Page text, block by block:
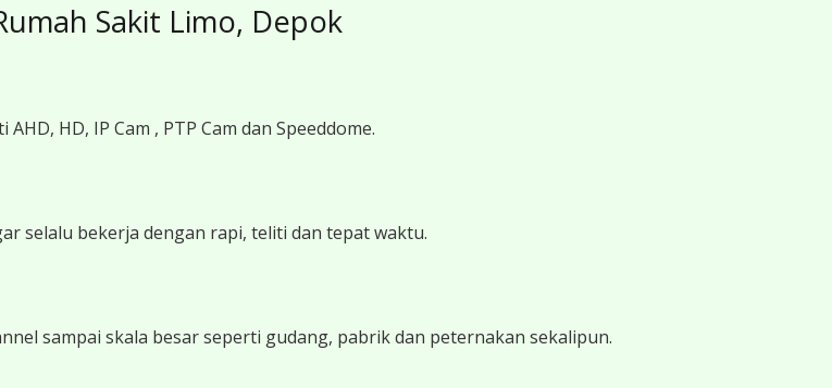
Sakit Limo, Depok
HD, IP Cam , PTP Cam dan Speeddome.
selalu bekerja dengan rapi, teliti dan tepat waktu.
sampai skala besar seperti gudang, pabrik dan peternakan sekalipun.